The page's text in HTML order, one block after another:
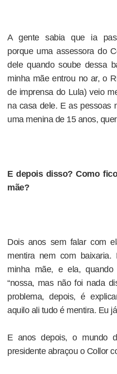
A gente sabia que ia
porque uma assessora do
dele quando soube dessa
minha mãe entrou no ar, o
de imprensa do Lula) veio
na casa dele. E as pessoas
uma menina de 15 anos,
E depois disso? Como
mãe?
Dois anos sem falar com
mentira nem com
minha mãe, e ela,
“nossa, mas não foi nada
problema, depois, é
aquilo ali tudo é mentira. Eu
E anos depois, o mundo
presidente abraçou o Collor